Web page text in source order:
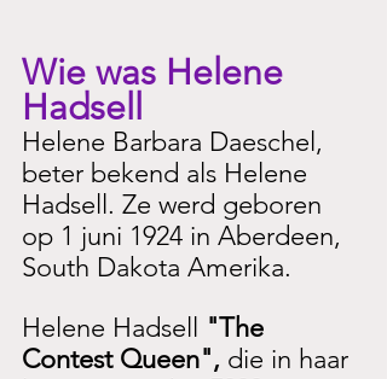
Wie was Helene
Hadsell
Helene Barbara Daeschel,
beter bekend als Helene
Hadsell. Ze werd geboren
op 1 juni 1924 in Aberdeen,
South Dakota Amerika.
Helene Hadsell "The
Contest Queen", die in haar